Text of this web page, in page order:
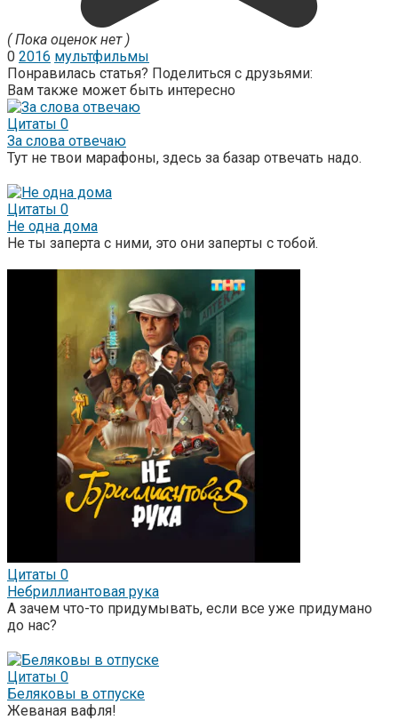
( Пока оценок нет )
0 2016 мультфильмы
Понравилась статья? Поделиться с друзьями:
Вам также может быть интересно
Цитаты 0
За слова отвечаю
Тут не твои марафоны, здесь за базар отвечать надо.
Цитаты 0
Не одна дома
Не ты заперта с ними, это они заперты с тобой.
Цитаты 0
Небриллиантовая рука
А зачем что-то придумывать, если все уже придумано
до нас?
Цитаты 0
Беляковы в отпуске
Жеваная вафля!